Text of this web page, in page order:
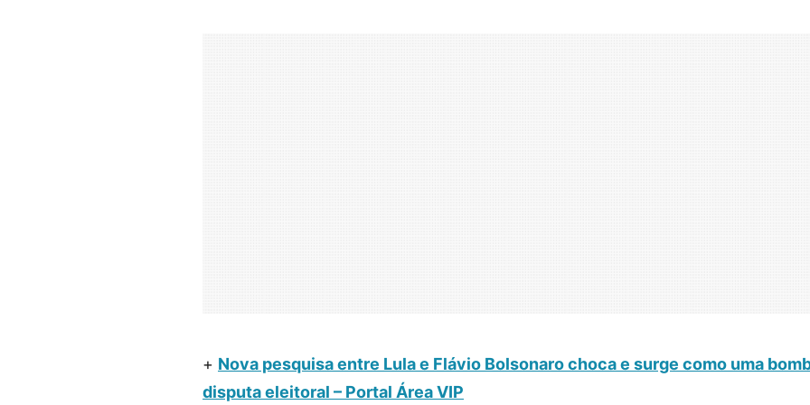
+ Nova pesquisa entre Lula e Flávio Bolsonaro choca e surge como uma
disputa eleitoral – Portal Área VIP